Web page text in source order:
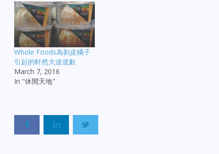
Whole Foods為剝皮橘子
引起的軒然大波道歉
March 7, 2016
In "休閒天地"